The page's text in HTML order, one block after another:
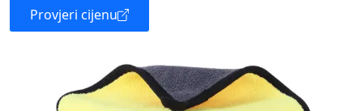
Provjeri cijenu